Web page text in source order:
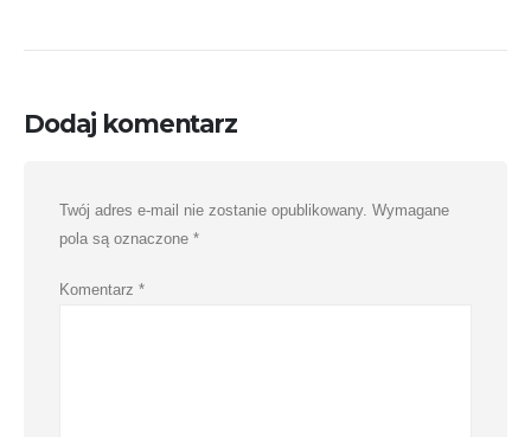
Dodaj komentarz
Twój adres e-mail nie zostanie opublikowany. Wymagane
pola są oznaczone *
Komentarz *